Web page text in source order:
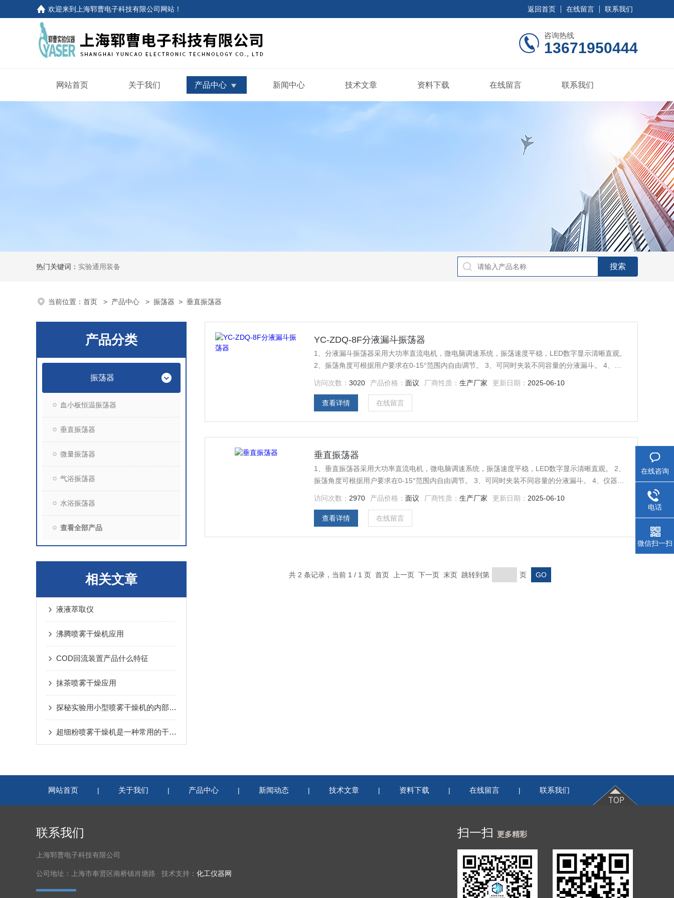
欢迎来到 上海郓曹电子科技有限公司网站 ！ 返回首页 在线留言 联系我们
咨询热线
13671950444
网站首页 关于我们 产品中心 新闻中心 技术文章 资料下载 在线留言 联系我们
热门关键词： 实验通用装备
当前位置： 首页 > 产品中心 > 振荡器 > 垂直振荡器
产品分类
振荡器
血小板恒温振荡器
垂直振荡器
微量振荡器
气浴振荡器
水浴振荡器
查看全部产品
相关文章
液液萃取仪
沸腾喷雾干燥机应用
COD回流装置产品什么特征
抹茶喷雾干燥应用
探秘实验用小型喷雾干燥机的内部结构
超细粉喷雾干燥机是一种常用的干燥设备
YC-ZDQ-8F分液漏斗振荡器
1、分液漏斗振荡器采用大功率直流电机，微电脑调速系统，振荡速度平稳，LED数字显示清晰直观。
2、振荡角度可根据用户要求在0-15°范围内自由调节。 3、可同时夹装不同容量的分液漏斗。 4、仪
访问次数：3020 产品价格：面议 厂商性质：生产厂家 更新日期： 2025-06-10
查看详情 在线留言
垂直振荡器
1、垂直振荡器采用大功率直流电机，微电脑调速系统，振荡速度平稳，LED数字显示清晰直观。 2、
振荡角度可根据用户要求在0-15°范围内自由调节。 3、可同时夹装不同容量的分液漏斗。 4、仪器采
访问次数： 2970 产品价格：面议 厂商性质：生产厂家 更新日期： 2025-06-10
查看详情 在线留言
共 2 条记录，当前 1 / 1 页 首页 上一页 下一页 末页 跳转到第 页
网站首页 | 关于我们 | 产品中心 | 新闻动态 | 技术文章 | 资料下载 | 在线留言 | 联系我们
联系我们
上海郓曹电子科技有限公司
公司地址：上海市奉贤区南桥镇肖塘路 技术支持： 化工仪器网
扫一扫 更多精彩
在线咨询
电话
微信扫一扫